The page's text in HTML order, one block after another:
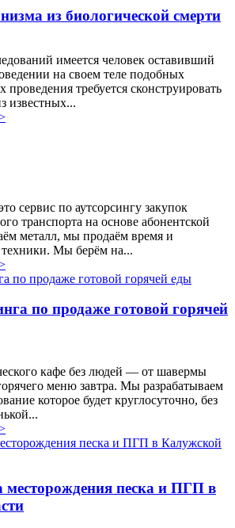
из биологической смерти
имеется человек оставивший
на своем теле подобных
требуется сконструировать
известных...
сервис по аутсорсингу закупок
транспорта на основе абонентской
металл, мы продаём время и
техники. Мы берём на...
по продаже готовой горячей
кафе без людей — от шавермы
меню завтра. Мы разрабатываем
которое будет круглосуточно, без
месторождения песка и ПГП в